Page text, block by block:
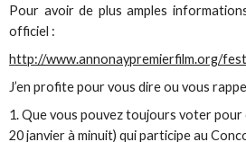
Pour avoir de plus amples
officiel :
http://www.annonaypremierfilm.org/
J’en profite pour vous dire ou vous
1. Que vous pouvez toujours voter pour
20 janvier à minuit) qui participe au